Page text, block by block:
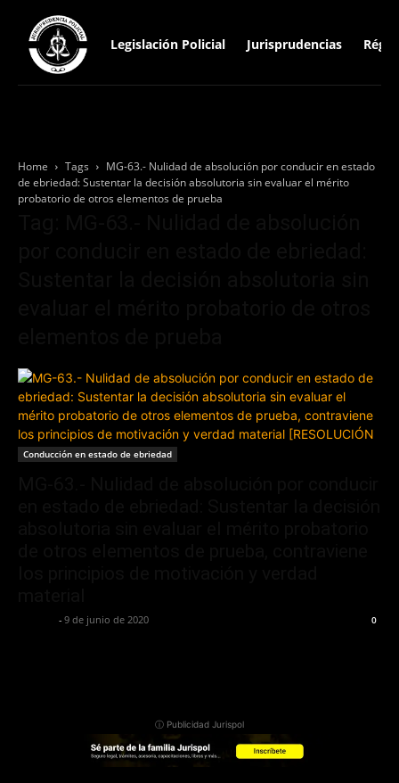
Legislación Policial Jurisprudencias
Home Tags
MG-63.- Nulidad de absolución por conducir en estado
de ebriedad: Sustentar la decisión absolutoria sin evaluar el mérito
probatorio de otros elementos de prueba
Conducción en estado de ebriedad
- 9 de junio de 2020 0
ⓘ Publicidad Jurispol